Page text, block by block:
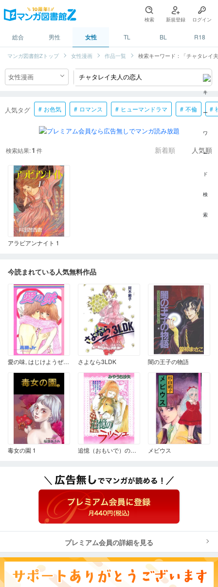
検索 新規登録 ログイン
総合 男性 女性 TL BL R18
マンガ図書館Zトップ 女性漫画 作品一覧 検索キーワード：「チャタレイ
人気タグ お色気 ロマンス ヒューマンドラマ 不倫
検索結果:1 件 新着順 人気順
アラビアンナイト 1
今読まれている人気無料作品
愛の味, はじけようぜ!!, 誰もあたしを好きにならない 愛の味 さよなら3LDK 闇の王子の物語
毒女の園 1 追憶（おもいで）のラッシュ メビウス
プレミアム会員の詳細を見る